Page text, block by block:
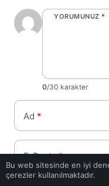
YORUMUNUZ *
0/30 karakter
Ad *
E-Posta*
Bir dahaki sefere yorum
Bu web sitesinde en iyi
çerezler kullanılmaktadır.